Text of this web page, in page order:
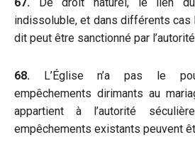
indissoluble, et dans différents cas
dit peut être sanctionné par
68. L’Église n’a pas le
empêchements dirimants au
appartient à l’autorité
empêchements existants peuvent